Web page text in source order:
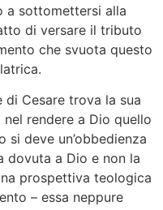
a sottomettersi alla
di versare il tributo
che svuota questo
di Cesare trova la sua
rendere a Dio quello
deve un’obbedienza
dovuta a Dio e non la
prospettiva teologica
– essa neppure